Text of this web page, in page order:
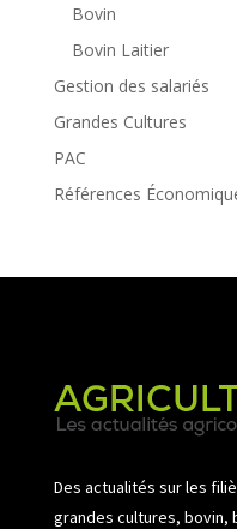
Bovin
Bovin Laitier
Gestion des salariés
Grandes Cultures
PAC
Références
Des actualités sur les
grandes cultures, bovin,